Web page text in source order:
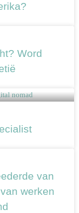
Word
van
werken